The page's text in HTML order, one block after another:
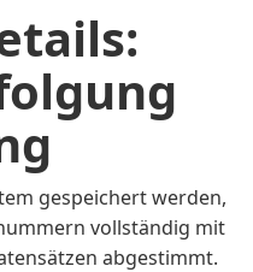
gespeichert werden,
vollständig mit
abgestimmt.